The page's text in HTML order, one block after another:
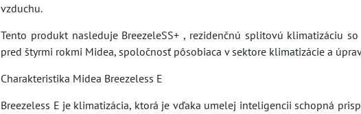
vzduchu.
Tento produkt nasleduje BreezeleSS+ , rezidenčnú splitovú klimatizáciu
pred štyrmi rokmi Midea, spoločnosť pôsobiaca v sektore klimatizácie a
Charakteristika Midea Breezeless E
Breezeless E je klimatizácia, ktorá je vďaka umelej inteligencii schopná